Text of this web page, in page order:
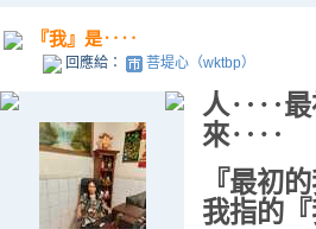
『我』是‥‥
回應給： 菩堤心（wktbp）
人‥‥最
來‥‥
『最初
我指的